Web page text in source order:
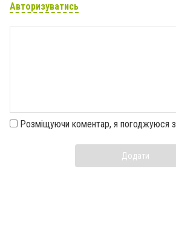
Авторизуватись
Розміщуючи коментар, я погоджуюся з
Додати